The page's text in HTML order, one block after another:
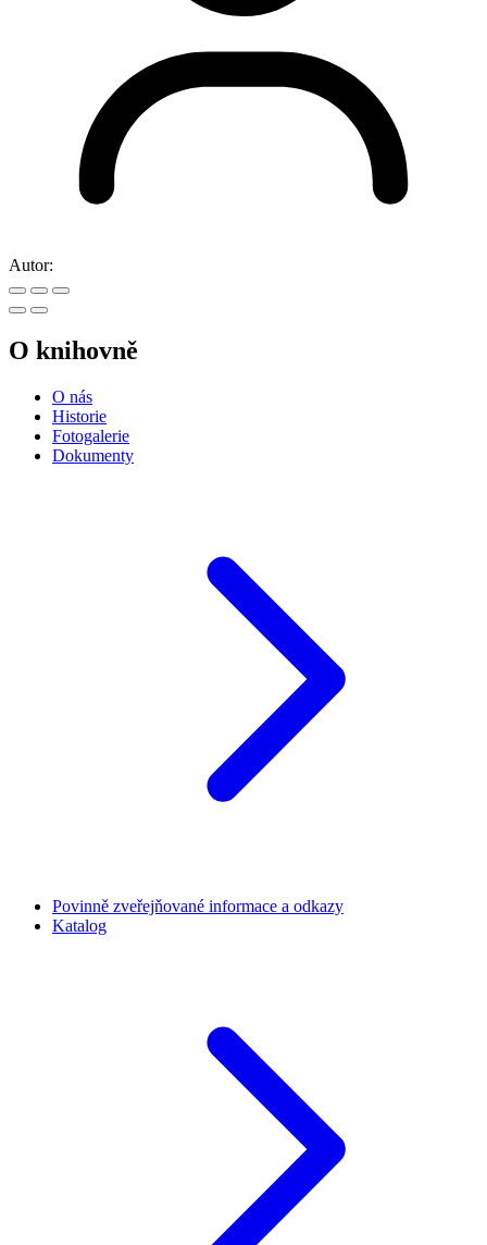
Autor:
O knihovně
O nás
Historie
Fotogalerie
Dokumenty
Povinně zveřejňované informace a odkazy
Katalog